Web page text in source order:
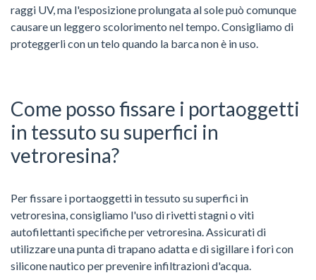
raggi UV, ma l'esposizione prolungata al sole può comunque
causare un leggero scolorimento nel tempo. Consigliamo di
proteggerli con un telo quando la barca non è in uso.
Come posso fissare i portaoggetti
in tessuto su superfici in
vetroresina?
Per fissare i portaoggetti in tessuto su superfici in
vetroresina, consigliamo l'uso di rivetti stagni o viti
autofilettanti specifiche per vetroresina. Assicurati di
utilizzare una punta di trapano adatta e di sigillare i fori con
silicone nautico per prevenire infiltrazioni d'acqua.